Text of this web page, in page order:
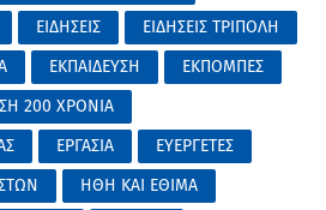
ΕΙΔΗΣΕΙΣ
ΕΙΔΗΣΕΙΣ ΤΡΙΠΟΛΗ
ΕΚΠΑΙΔΕΥΣΗ
ΕΚΠΟΜΠΕΣ
200 ΧΡΟΝΙΑ
ΕΡΓΑΣΙΑ
ΕΥΕΡΓΕΤΕΣ
ΗΘΗ ΚΑΙ ΕΘΙΜΑ